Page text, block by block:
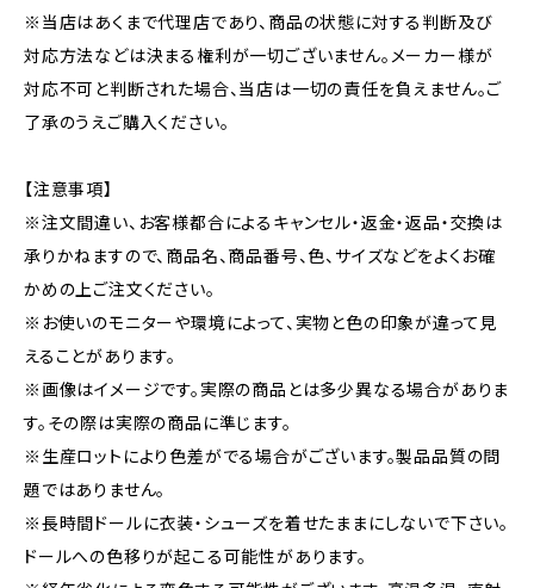
※当店はあくまで代理店であり、商品の状態に対する判断及び
対応方法などは決まる権利が一切ございません。メーカー様が
対応不可と判断された場合、当店は一切の責任を負えません。ご
了承のうえご購入ください。
【注意事項】
※注文間違い、お客様都合によるキャンセル・返金・返品・交換は
承りかねますので、商品名、商品番号、色、サイズなどをよくお確
かめの上ご注文ください。
※お使いのモニターや環境によって、実物と色の印象が違って見
えることがあります。
※画像はイメージです。実際の商品とは多少異なる場合がありま
す。その際は実際の商品に準じます。
※生産ロットにより色差がでる場合がございます。製品品質の問
題ではありません。
※長時間ドールに衣装・シューズを着せたままにしないで下さい。
ドールへの色移りが起こる可能性があります。